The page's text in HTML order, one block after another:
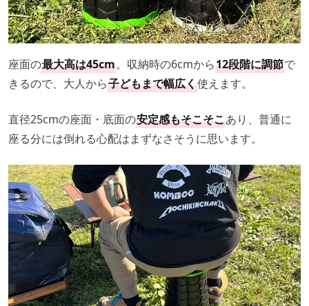
座面の最大高は45cm。収納時の6cmから12段階に調節で
きるので、大人から子どもまで幅広く使えます。
直径25cmの座面・底面の安定感もそこそこあり、普通に
座る分には倒れる心配はまずなさそうに思います。